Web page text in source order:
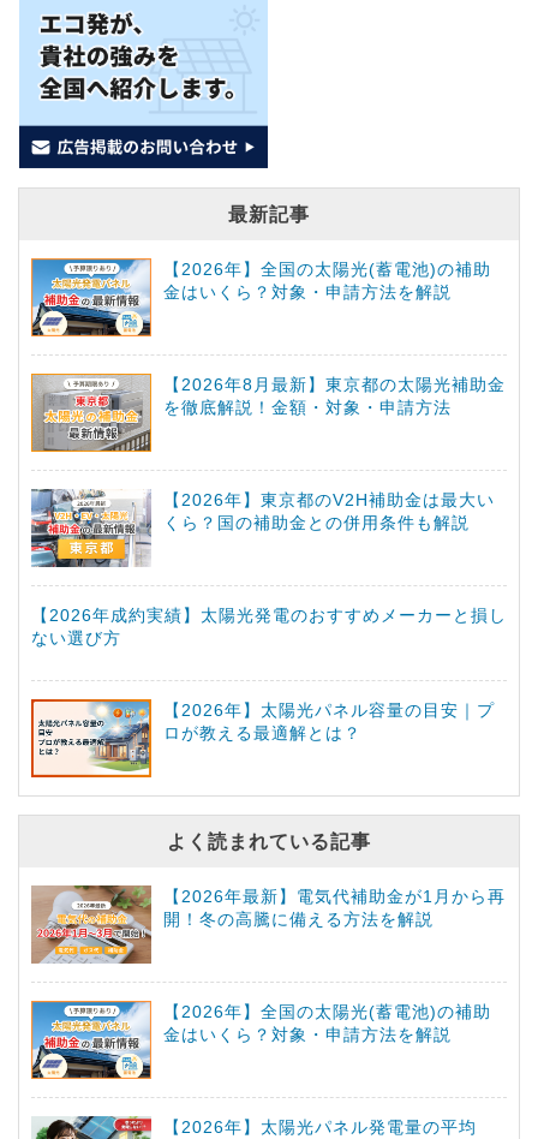
最新記事
【2026年】全国の太陽光(蓄電池)の補助
金はいくら？対象・申請方法を解説
【2026年8月最新】東京都の太陽光補助金
を徹底解説！金額・対象・申請方法
【2026年】東京都のV2H補助金は最大い
くら？国の補助金との併用条件も解説
【2026年成約実績】太陽光発電のおすすめメーカーと損し
ない選び方
【2026年】太陽光パネル容量の目安｜プ
ロが教える最適解とは？
よく読まれている記事
【2026年最新】電気代補助金が1月から再
開！冬の高騰に備える方法を解説
【2026年】全国の太陽光(蓄電池)の補助
金はいくら？対象・申請方法を解説
【2026年】太陽光パネル発電量の平均